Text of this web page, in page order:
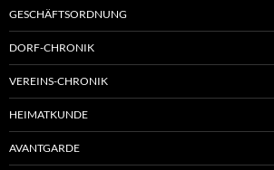
GESCHÄFTSORDNUNG
DORF-CHRONIK
VEREINS-CHRONIK
HEIMATKUNDE
AVANTGARDE